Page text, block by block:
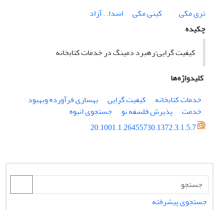
تری مکی
کینی مکی
اسدا. . آزاد
چکیده
کیفیت گرایی:رهبرد دمینگ در خدمات کتابخانه
کلیدواژه‌ها
خدمات کتابخانه
کیفیت گرایی
بهسازی فرآورده وبهبود
خدمت
پذیرش فلسفه نو
جستجوی انبوه
20.1001.1.26455730.1372.3.1.5.7
جستجوی پیشرفته